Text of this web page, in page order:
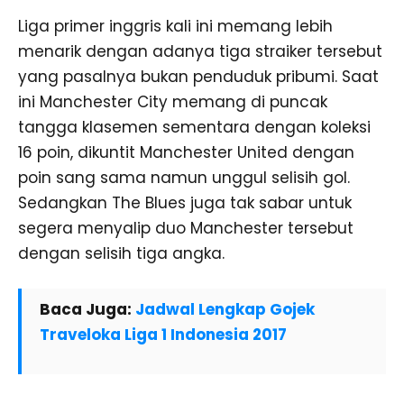
Liga primer inggris kali ini memang lebih
menarik dengan adanya tiga straiker tersebut
yang pasalnya bukan penduduk pribumi. Saat
ini Manchester City memang di puncak
tangga klasemen sementara dengan koleksi
16 poin, dikuntit Manchester United dengan
poin sang sama namun unggul selisih gol.
Sedangkan The Blues juga tak sabar untuk
segera menyalip duo Manchester tersebut
dengan selisih tiga angka.
Baca Juga: Jadwal Lengkap Gojek
Traveloka Liga 1 Indonesia 2017